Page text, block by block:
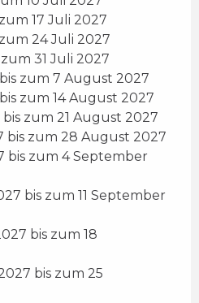
17 Juli 2027
24 Juli 2027
31 Juli 2027
zum 7 August 2027
zum 14 August 2027
zum 21 August 2027
bis zum 28 August 2027
bis zum 4 September
bis zum 11 September
bis zum 18
bis zum 25